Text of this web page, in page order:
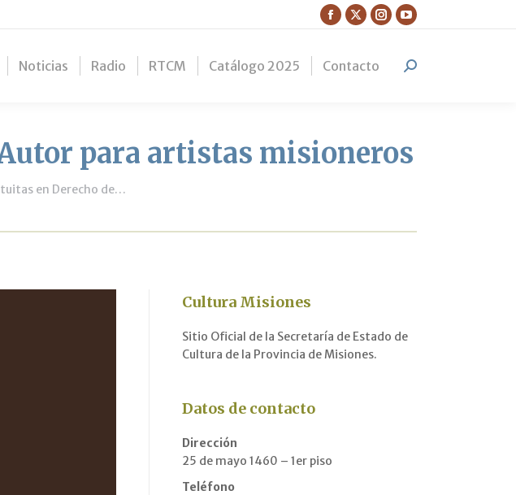
Facebook
opens
X
opens
Instagram
opens
YouTube
opens
Noticias Radio RTCM Catálogo 2025 Contacto Search:
para artistas misioneros
en Derecho de…
Cultura Misiones
Sitio Oficial de la Secretaría de Estado de
Cultura de la Provincia de Misiones.
Datos de contacto
Dirección
25 de mayo 1460 – 1er piso
Teléfono